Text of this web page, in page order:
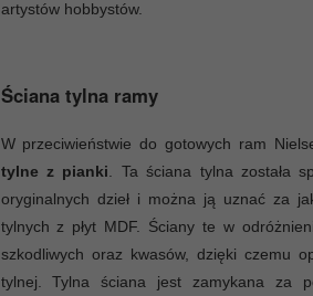
artystów hobbystów.
Ściana tylna ramy
W przeciwieństwie do gotowych ram
tylne z pianki . Ta ściana tylna została
oryginalnych dzieł i można ją uznać za
tylnych z płyt MDF. Ściany te w
szkodliwych oraz kwasów, dzięki czemu
tylnej. Tylna ściana jest zamykana za